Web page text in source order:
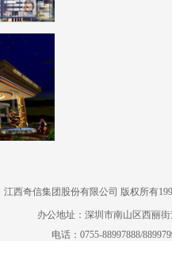
江西奇信集团股份有限公司 版权所有
办公地址：深圳市南山区西丽
电话：0755-88997888/